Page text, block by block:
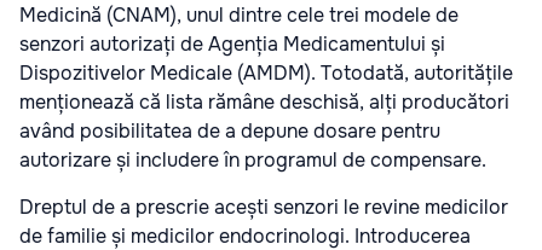
Medicină (CNAM), unul dintre cele trei modele de
senzori autorizați de Agenția Medicamentului și
Dispozitivelor Medicale (AMDM). Totodată, autoritățile
menționează că lista rămâne deschisă, alți producători
având posibilitatea de a depune dosare pentru
autorizare și includere în programul de compensare.
Dreptul de a prescrie acești senzori le revine medicilor
de familie și medicilor endocrinologi. Introducerea